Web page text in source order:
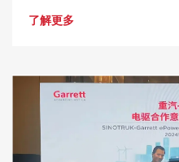
了解更多